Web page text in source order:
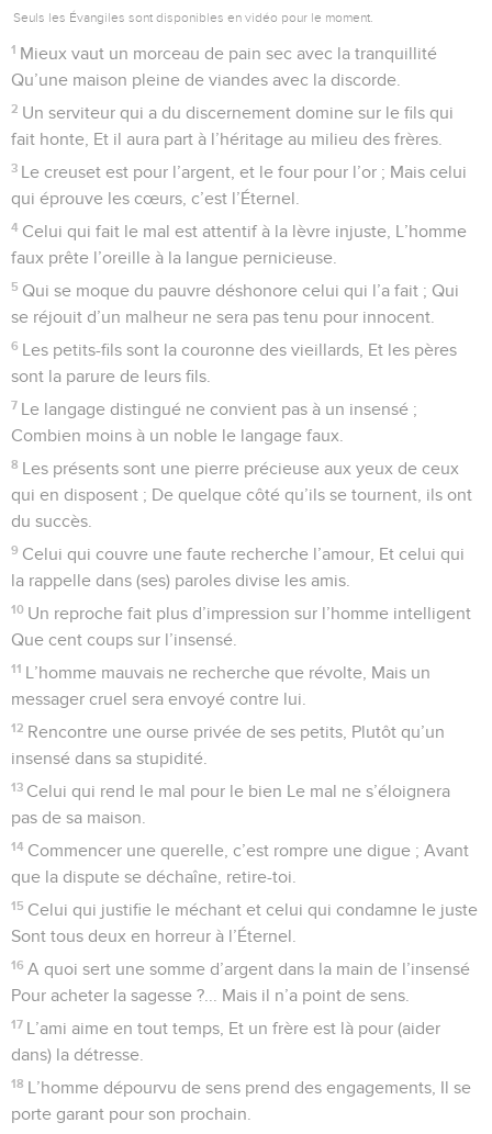
Seuls les Évangiles sont disponibles en vidéo pour le moment.
1 Mieux vaut un morceau de pain sec avec la tranquillité
Qu’une maison pleine de viandes avec la discorde.
2 Un serviteur qui a du discernement domine sur le fils qui
fait honte, Et il aura part à l’héritage au milieu des frères.
3 Le creuset est pour l’argent, et le four pour l’or ; Mais celui
qui éprouve les cœurs, c’est l’Éternel.
4 Celui qui fait le mal est attentif à la lèvre injuste, L’homme
faux prête l’oreille à la langue pernicieuse.
5 Qui se moque du pauvre déshonore celui qui l’a fait ; Qui
se réjouit d’un malheur ne sera pas tenu pour innocent.
6 Les petits-fils sont la couronne des vieillards, Et les pères
sont la parure de leurs fils.
7 Le langage distingué ne convient pas à un insensé ;
Combien moins à un noble le langage faux.
8 Les présents sont une pierre précieuse aux yeux de ceux
qui en disposent ; De quelque côté qu’ils se tournent, ils ont
du succès.
9 Celui qui couvre une faute recherche l’amour, Et celui qui
la rappelle dans (ses) paroles divise les amis.
10 Un reproche fait plus d’impression sur l’homme intelligent
Que cent coups sur l’insensé.
11 L’homme mauvais ne recherche que révolte, Mais un
messager cruel sera envoyé contre lui.
12 Rencontre une ourse privée de ses petits, Plutôt qu’un
insensé dans sa stupidité.
13 Celui qui rend le mal pour le bien Le mal ne s’éloignera
pas de sa maison.
14 Commencer une querelle, c’est rompre une digue ; Avant
que la dispute se déchaîne, retire-toi.
15 Celui qui justifie le méchant et celui qui condamne le juste
Sont tous deux en horreur à l’Éternel.
16 A quoi sert une somme d’argent dans la main de l’insensé
Pour acheter la sagesse ?... Mais il n’a point de sens.
17 L’ami aime en tout temps, Et un frère est là pour (aider
dans) la détresse.
18 L’homme dépourvu de sens prend des engagements, Il se
porte garant pour son prochain.